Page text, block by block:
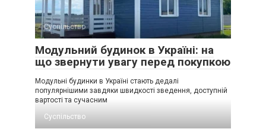
Суспільство
Модульний будинок в Україні: на
що звернути увагу перед покупкою
Модульні будинки в Україні стають дедалі
популярнішими завдяки швидкості зведення, доступній
вартості та сучасним
Суспільство